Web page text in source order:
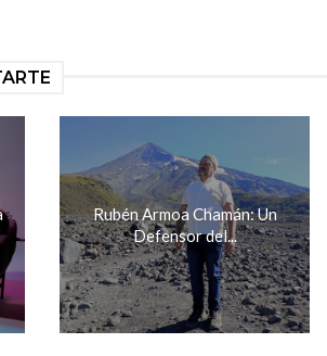
Rubén Armoa Chamán: Un
Defensor del...